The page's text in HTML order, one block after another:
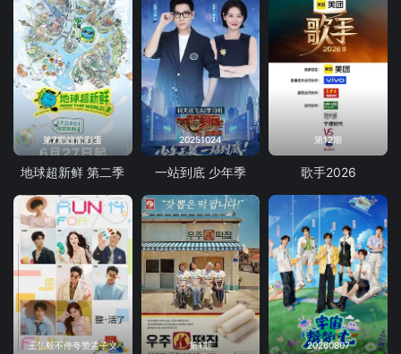
第7期超前彩蛋
地球超新鲜 第二季
20251024
一站到底 少年季
第12期
歌手2026
王弘毅不停夸赞孟子义 第1期 20260807